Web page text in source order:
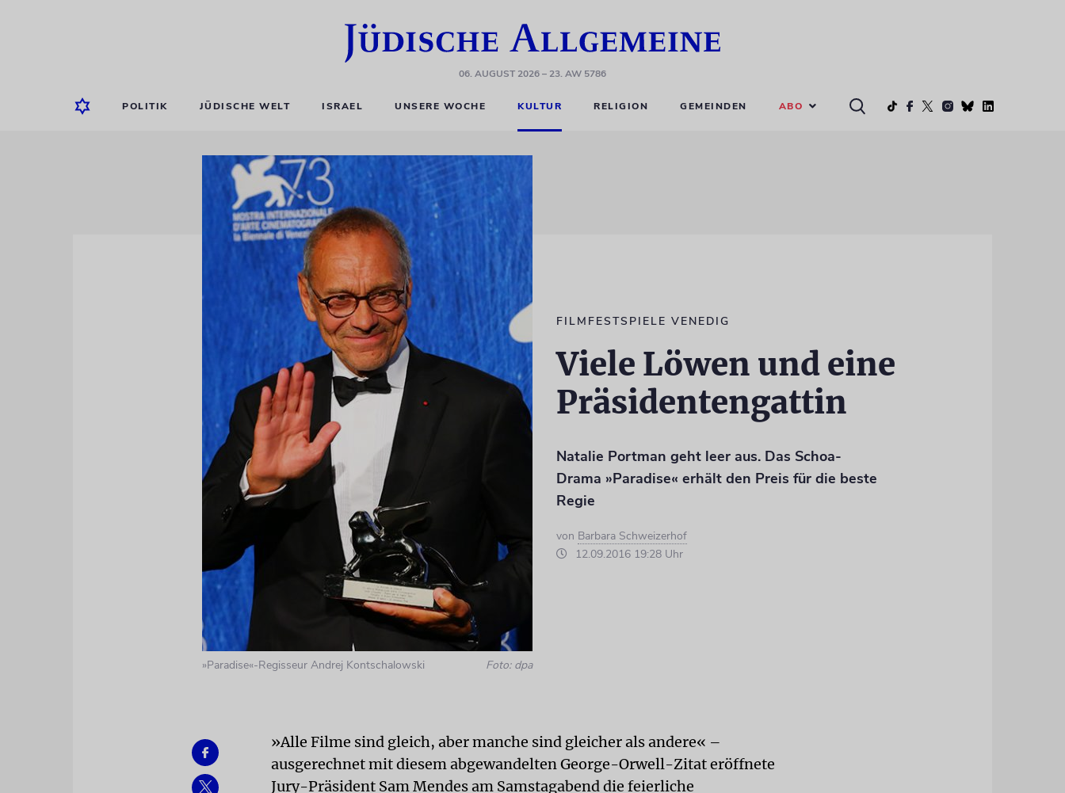
06. AUGUST 2026– 23. AW 5786
POLITIK JÜDISCHE WELT ISRAEL UNSERE WOCHE KULTUR RELIGION GEMEINDEN ABO
»Paradise«-Regisseur Andrej Kontschalowski Foto: dpa
FILMFESTSPIELE VENEDIG
Viele Löwen und eine
Präsidentengattin
Natalie Portman geht leer aus. Das Schoa-
Drama »Paradise« erhält den Preis für die beste
Regie
von Barbara Schweizerhof
12.09.2016 19:28 Uhr
»Alle Filme sind gleich, aber manche sind gleicher als andere« –
ausgerechnet mit diesem abgewandelten George-Orwell-Zitat eröffnete
Jury-Präsident Sam Mendes am Samstagabend die feierliche